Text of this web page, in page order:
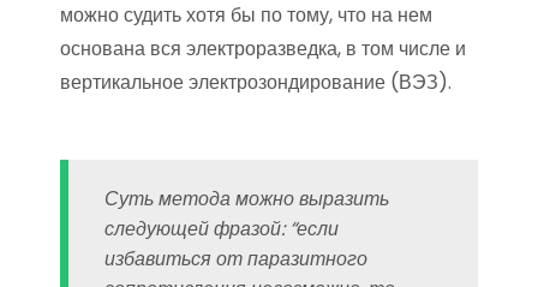
можно судить хотя бы по тому, что на нем
основана вся электроразведка, в том числе и
вертикальное электрозондирование (ВЭЗ).
Суть метода можно выразить
следующей фразой: “если
избавиться от паразитного